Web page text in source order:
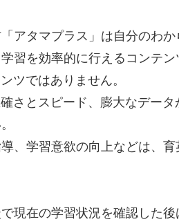
アタマプラス」は自分のわ
習を効率的に行えるコンテン
ツではありません。
さとスピード、膨大なデー
、学習意欲の向上などは、
現在の学習状況を確認した